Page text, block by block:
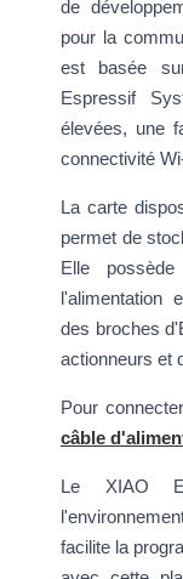
de
pour la
est basée
Espressif
élevées, une
connectivité
La carte
permet de
Elle
l'alimentation
des broches
actionneurs et
Pour
câble
Le XIAO
facilite la